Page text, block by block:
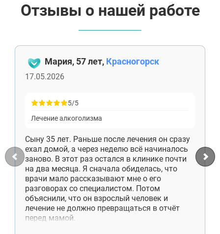
Отзывы о нашей работе
Мария, 57 лет, Красногорск
17.05.2026
5/5
Лечение алкоголизма
Сыну 35 лет. Раньше после лечения он сразу
ехал домой, а через неделю всё начиналось
заново. В этот раз остался в клинике почти
на два месяца. Я сначала обиделась, что
врачи мало рассказывают мне о его
разговорах со специалистом. Потом
объяснили, что он взрослый человек и
лечение не должно превращаться в отчёт
перед мамой.